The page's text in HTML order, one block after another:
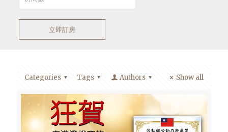
立即訂房
Categories Tags Authors Show all